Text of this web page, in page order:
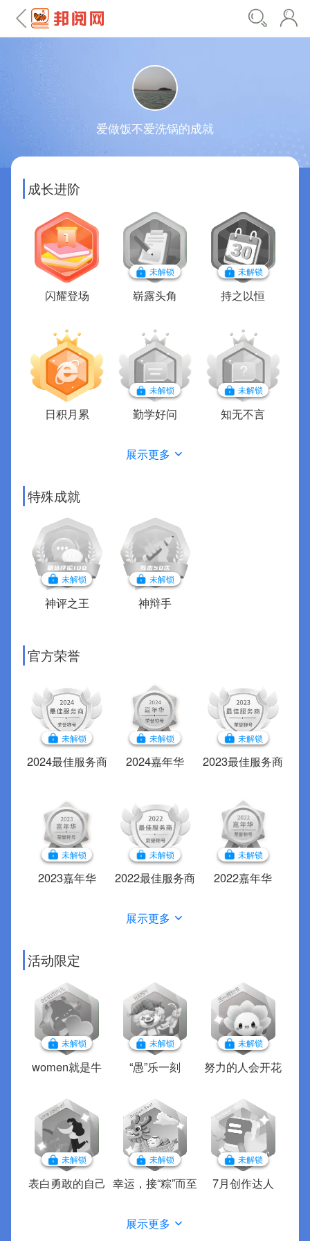
爱做饭不爱洗锅的成就
成长进阶
闪耀登场
未解锁
崭露头角
未解锁
持之以恒
日积月累
未解锁
勤学好问
未解锁
知无不言
展示更多
特殊成就
未解锁
神评之王
未解锁
神辩手
官方荣誉
未解锁
2024最佳服务商
未解锁
2024嘉年华
未解锁
2023最佳服务商
未解锁
2023嘉年华
未解锁
2022最佳服务商
未解锁
2022嘉年华
展示更多
活动限定
未解锁
women就是牛
未解锁
“愚”乐一刻
未解锁
努力的人会开花
未解锁
表白勇敢的自己
未解锁
幸运，接“粽”而至
未解锁
7月创作达人
展示更多